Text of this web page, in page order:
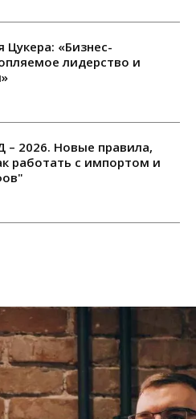
Цукера: «Бизнес-
лидерство и
2026. Новые правила,
работать с импортом и